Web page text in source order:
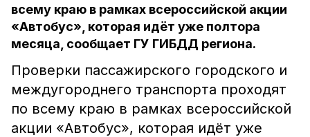
всему краю в рамках всероссийской акции
«Автобус», которая идёт уже полтора
месяца, сообщает ГУ ГИБДД региона.
Проверки пассажирского городского и
междугороднего транспорта проходят
по всему краю в рамках всероссийской
акции «Автобус», которая идёт уже